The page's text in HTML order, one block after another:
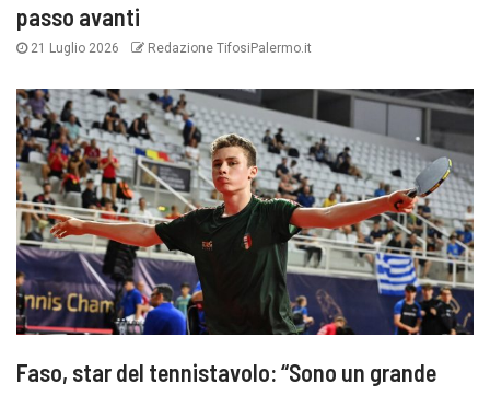
passo avanti
21 Luglio 2026 Redazione TifosiPalermo.it
Faso, star del tennistavolo: “Sono un grande